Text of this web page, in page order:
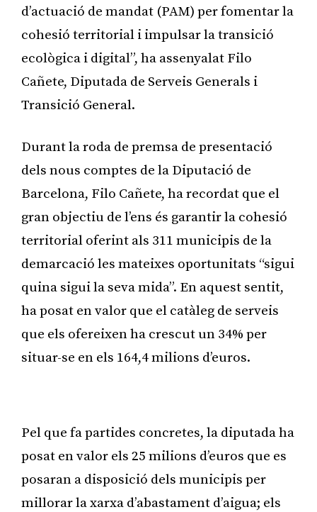
d’actuació de mandat (PAM) per fomentar la
cohesió territorial i impulsar la transició
ecològica i digital”, ha assenyalat Filo
Cañete, Diputada de Serveis Generals i
Transició General.
Durant la roda de premsa de presentació
dels nous comptes de la Diputació de
Barcelona, Filo Cañete, ha recordat que el
gran objectiu de l’ens és garantir la cohesió
territorial oferint als 311 municipis de la
demarcació les mateixes oportunitats “sigui
quina sigui la seva mida”. En aquest sentit,
ha posat en valor que el catàleg de serveis
que els ofereixen ha crescut un 34% per
situar-se en els 164,4 milions d’euros.
Pel que fa partides concretes, la diputada ha
posat en valor els 25 milions d’euros que es
posaran a disposició dels municipis per
millorar la xarxa d’abastament d’aigua; els